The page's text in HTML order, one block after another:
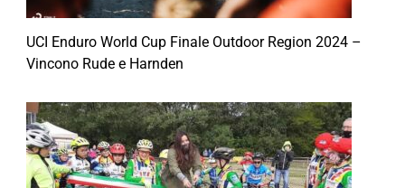
UCI Enduro World Cup Finale Outdoor Region 2024 –
Vincono Rude e Harnden